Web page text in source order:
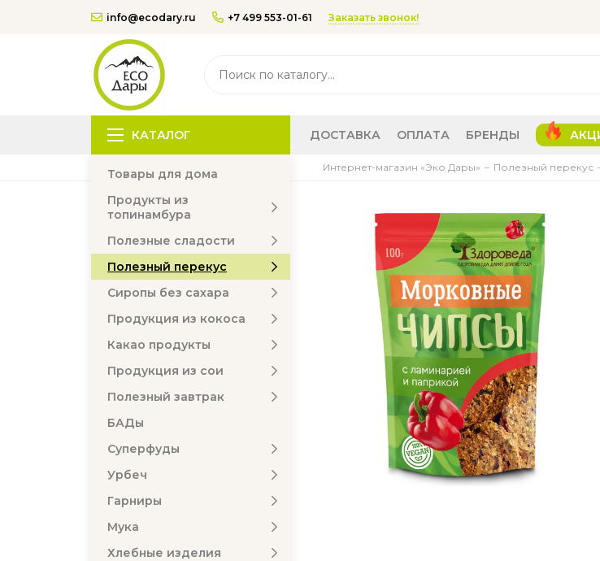
info@ecodary.ru +7 499 553-01-61 Заказать звонок!
КАТАЛОГ ДОСТАВКА ОПЛАТА БРЕНДЫ
Интернет-магазин «Эко Дары» Полезный перекус
Товары для дома
Продукты из
топинамбура
Полезные сладости
Полезный перекус
Сиропы без сахара
Продукция из кокоса
Какао продукты
Продукция из сои
Полезный завтрак
БАДы
Суперфуды
Урбеч
Гарниры
Мука
Хлебные изделия